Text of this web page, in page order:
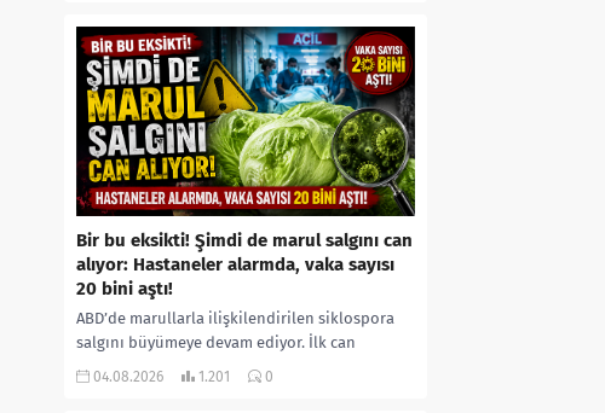
Bir bu eksikti! Şimdi de marul salgını can
alıyor: Hastaneler alarmda, vaka sayısı
20 bini aştı!
ABD’de marullarla ilişkilendirilen siklospora
salgını büyümeye devam ediyor. İlk can
kayıplarının yaşandığı salgında vaka sayısının
04.08.2026 1.201 0